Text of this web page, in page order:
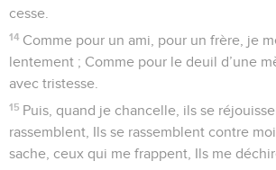
cesse.
14 Comme pour un ami, pour un frère, je
lentement ; Comme pour le deuil d’une
avec tristesse.
15 Puis, quand je chancelle, ils se
rassemblent, Ils se rassemblent contre
sache, ceux qui me frappent, Ils me